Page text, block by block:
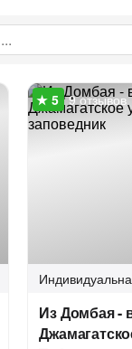
9 отзывов
Из Домбая -